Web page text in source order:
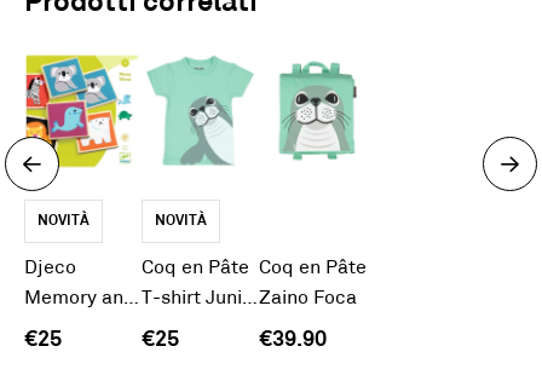
NOVITÀ
Djeco
Memory animali selvaggi
€25
NOVITÀ
Coq en Pâte
T-shirt Junior Foca
€25
Coq en Pâte
Zaino Foca
€39.90